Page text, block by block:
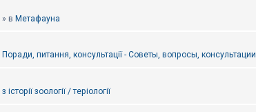
» в Метафауна
Поради, питання, консультації - Советы, вопросы, консультации
з історії зоології / теріології